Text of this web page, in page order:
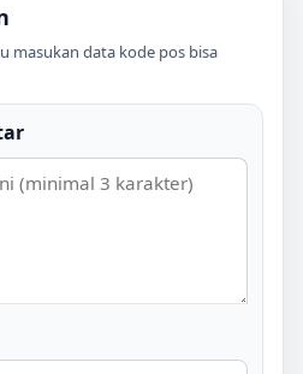
masukan data kode pos bisa